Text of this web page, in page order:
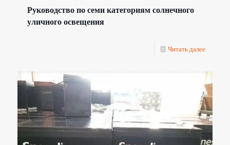
Руководство по семи категориям солнечного
уличного освещения
Читать далее